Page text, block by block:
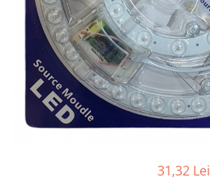
Lampi emergente
Lustre
Spoturi led pe sina
Multimetru Digital
Prelungitoare/Derulatoare
Prize
Starter/Droser
Triplu Stecher
31,32 Lei